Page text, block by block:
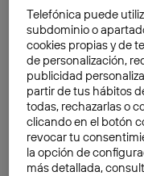
Telefónica puede
subdominio o
cookies propias y de
de personalización,
publicidad
partir de tus hábitos
todas, rechazarlas o
clicando en el botón
revocar tu
la opción de
más detallada,